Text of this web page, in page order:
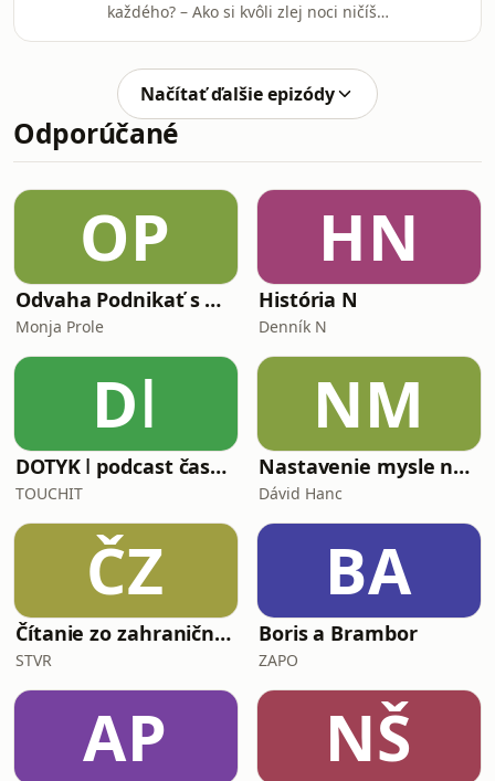
každého? – Ako si kvôli zlej noci ničíš
skočí každý bacil, ktorý preletí okolo, a
bez tretej kávy nedokážeš doobeda
ani otvoriť oči? Za tvoje neustále
soplíky, únavu a náchylnosť na
ale tvoj totálne odpálený spánkový
manažment a kofeínová slepá ulička.V
tejto epizó
Načítať ďalšie epizódy
Odporúčané
OP
Odvaha Podnikať s Monjou Prole
Monja Prole
HN
História N
Denník N
Dǀ
DOTYK ǀ podcast časopisu TOUCHIT
TOUCHIT
NM
Nastavenie mysle na lásku
Dávid Hanc
ČZ
Čítanie zo zahraničnej tlače
STVR
BA
Boris a Brambor
ZAPO
AP NŠ